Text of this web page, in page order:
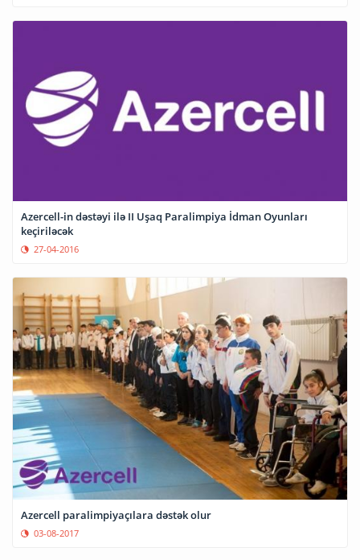
Azercell-in dəstəyi ilə II Uşaq Paralimpiya İdman Oyunları
keçiriləcək
27-04-2016
Azercell paralimpiyaçılara dəstək olur
03-08-2017